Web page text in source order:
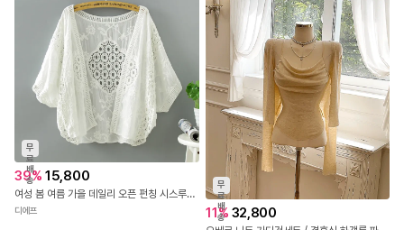
무
료
배
송
39% 15,800
여성 봄 여름 가을 데일리 오픈 펀칭 시스루 데일리 가디건 베케이션오픈펀칭가디건
디에프
무
료
배
송
11% 32,800